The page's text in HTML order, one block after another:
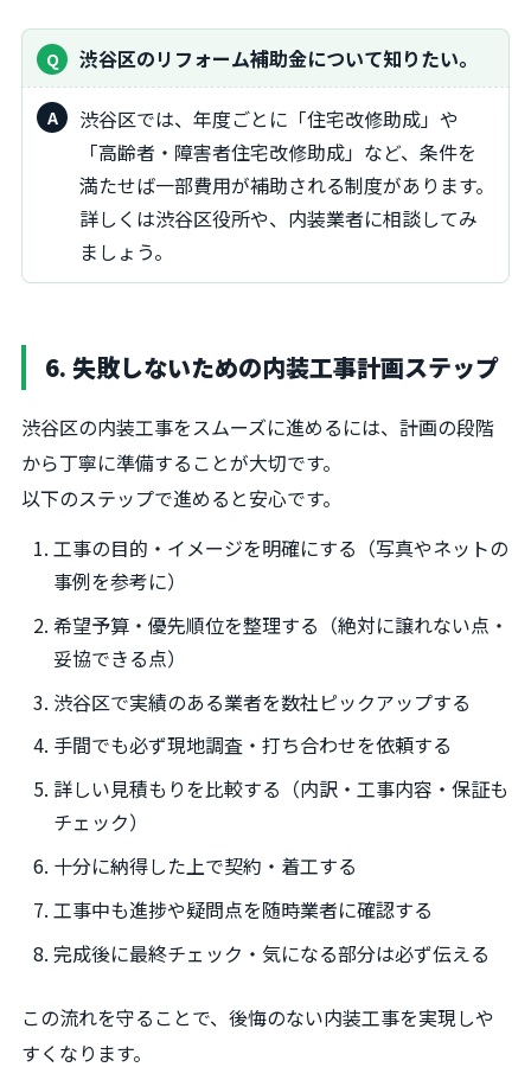
渋谷区のリフォーム補助金について知りたい。
渋谷区では、年度ごとに「住宅改修助成」や
「高齢者・障害者住宅改修助成」など、条件を
満たせば一部費用が補助される制度があります。
詳しくは渋谷区役所や、内装業者に相談してみ
ましょう。
6. 失敗しないための内装工事計画ステップ
渋谷区の内装工事をスムーズに進めるには、計画の段階
から丁寧に準備することが大切です。
以下のステップで進めると安心です。
工事の目的・イメージを明確にする（写真やネットの
事例を参考に）
希望予算・優先順位を整理する（絶対に譲れない点・
妥協できる点）
渋谷区で実績のある業者を数社ピックアップする
手間でも必ず現地調査・打ち合わせを依頼する
詳しい見積もりを比較する（内訳・工事内容・保証も
チェック）
十分に納得した上で契約・着工する
工事中も進捗や疑問点を随時業者に確認する
完成後に最終チェック・気になる部分は必ず伝える
この流れを守ることで、後悔のない内装工事を実現しや
すくなります。